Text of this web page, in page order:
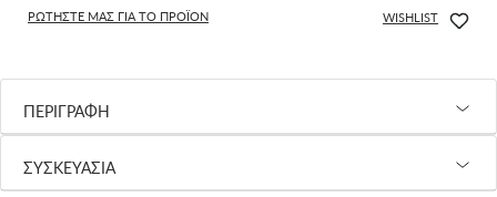
ΡΩΤΗΣΤΕ ΜΑΣ ΓΙΑ ΤΟ ΠΡΟΪΟΝ WISHLIST
ΠΕΡΙΓΡΑΦΗ
ΣΥΣΚΕΥΑΣΙΑ